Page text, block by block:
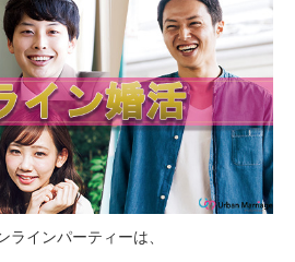
ラインパーティーは、